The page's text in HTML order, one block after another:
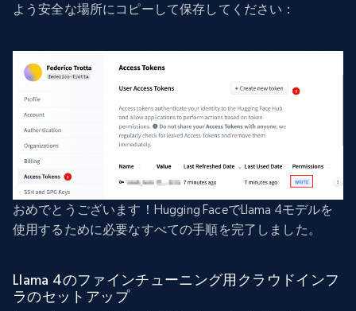
よう安全な場所にコピーして保存してください：
おめでとうございます！Hugging FaceでLlama 4モデルを
使用するために必要なすべての手順を完了しました。
Llama 4のファインチューニング用クラウドインフ
ラのセットアップ